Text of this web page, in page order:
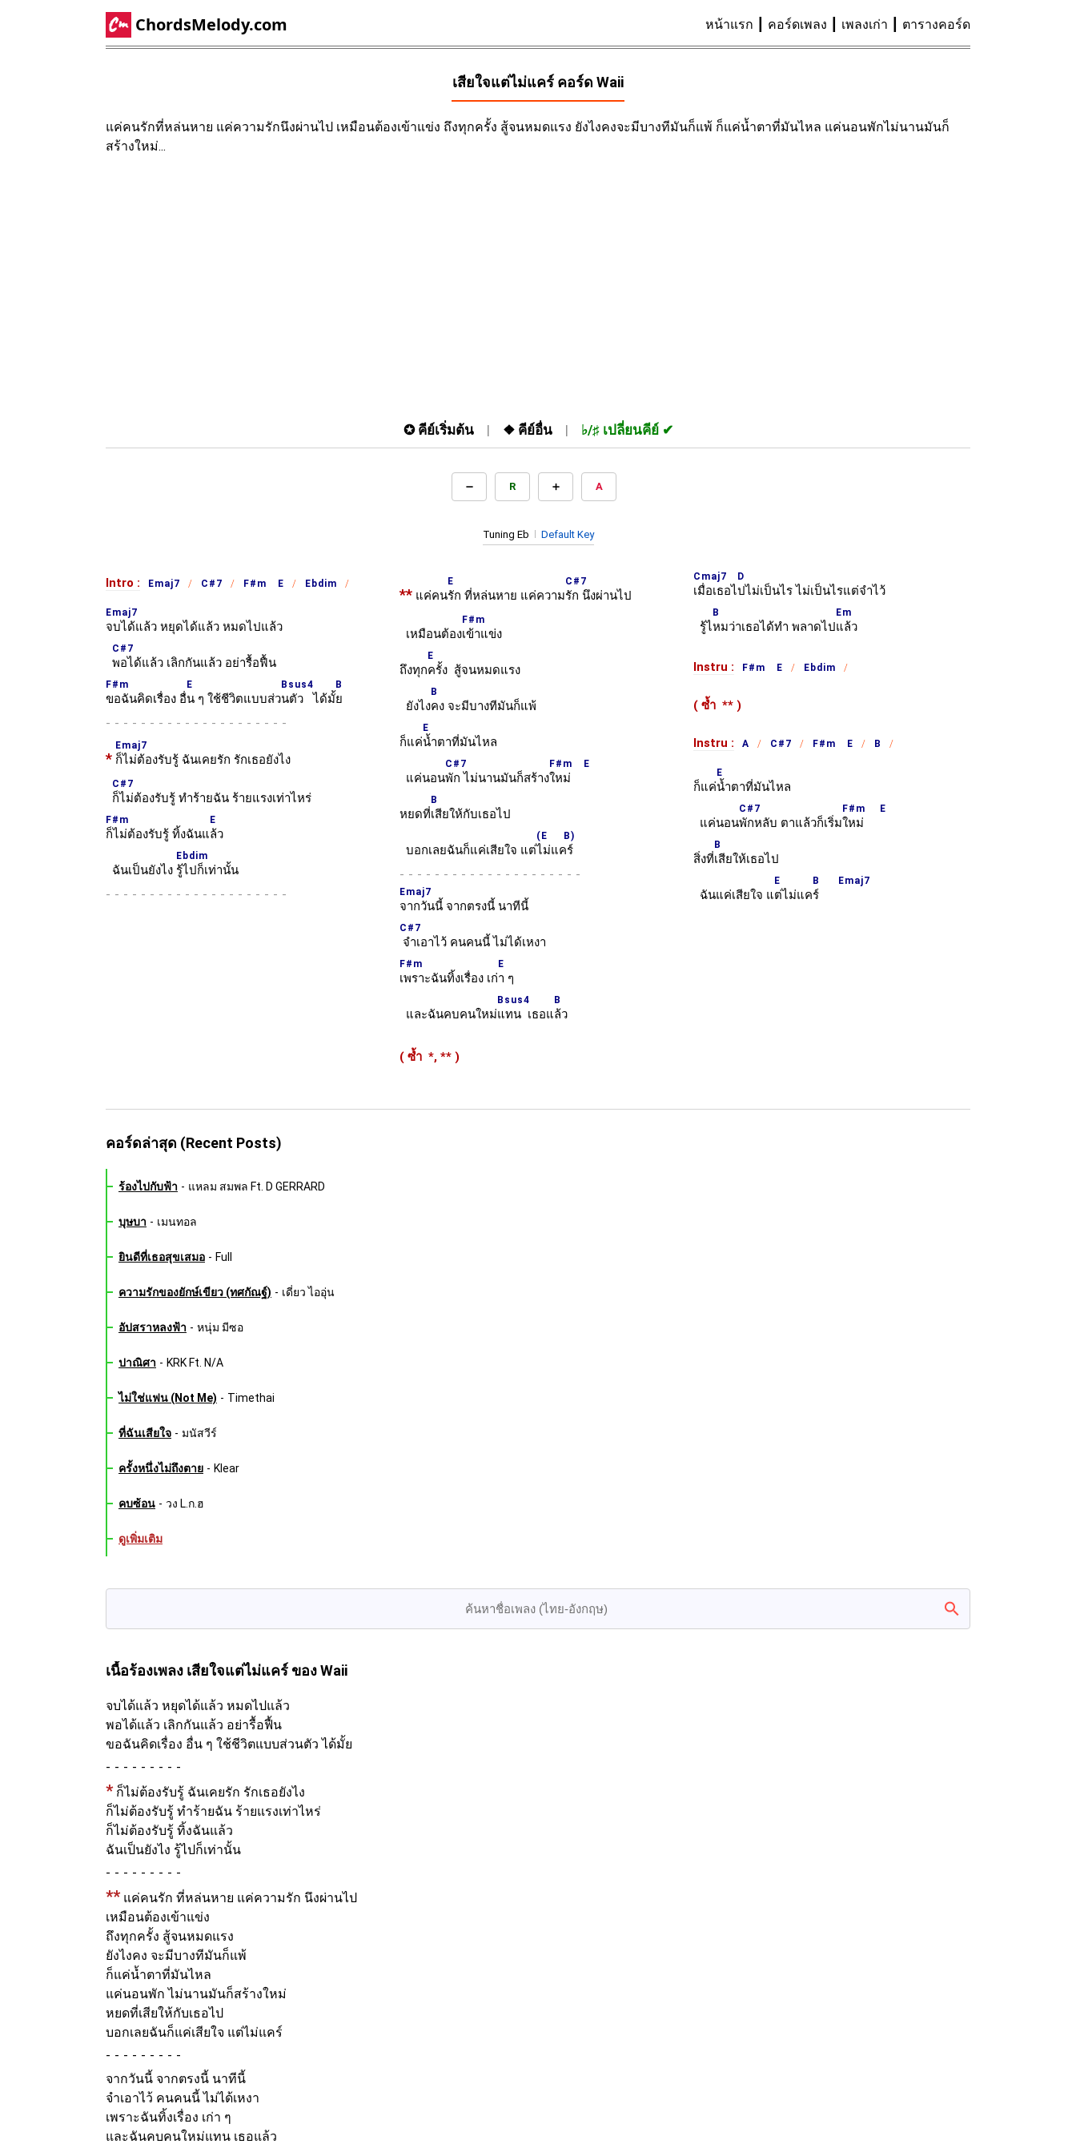
ChordsMelody.com หน้าแรก คอร์ดเพลง เพลงเก่า ตารางคอร์ด
เสียใจแต่ไม่แคร์ คอร์ด Waii
แค่คนรักที่หล่นหาย แค่ความรักนึงผ่านไป เหมือนต้องเข้าแข่ง ถึงทุกครั้ง สู้จนหมดแรง ยังไงคงจะมีบางทีมันก็แพ้ ก็แค่น้ำตาที่มันไหล แค่นอนพักไม่นานมันก็
สร้างใหม่...
✪ คีย์เริ่มต้น ❖ คีย์อื่น ♭/♯ เปลี่ยนคีย์
R A
Tuning Eb Default Key
Intro : Emaj7 C#7 F#m E Ebdim
Emaj7
จบได้แล้ว หยุดได้แล้ว หมดไปแล้ว
C#7
พอได้แล้ว เลิกกันแล้ว อย่ารื้อฟื้น
F#m
ขอฉันคิดเรื่อง อื่
E
น ๆ ใช้ชีวิตแบบส่ว
Bsus4
นตัว ได้มั้
B
ย
-
*
Emaj7
ก็ไม่ต้องรับรู้ ฉันเคยรัก รักเธอยังไง
C#7
ก็ไม่ต้องรับรู้ ทำร้ายฉัน ร้ายแรงเท่าไหร่
F#m
ก็ไม่ต้องรับรู้ ทิ้งฉันแ
E
ล้ว
ฉันเป็นยังไง
Ebdim
รู้ไปก็เท่านั้น
-
**แค่คน
E
รัก ที่หล่นหาย แค่ความ
C#7
รัก นึงผ่านไป
เหมือนต้อง
F#m
เข้าแข่ง
ถึงทุก
E
ครั้ง สู้จนหมดแรง
ยังไง
B
คง จะมีบางทีมันก็แพ้
ก็แค่
E
น้ำตาที่มันไหล
แค่นอน
C#7
พัก ไม่นานมันก็สร้าง
F#m
ใหม่
E
หยดที่
B
เสียให้กับเธอไป
บอกเลยฉันก็แค่เสียใจ แต่
(E B)
ไม่แคร์
-
Emaj7
จากวันนี้ จากตรงนี้ นาทีนี้
C#7
จำเอาไว้ คนคนนี้ ไม่ได้เหงา
F#m
เพราะฉันทิ้งเรื่อง เก่
E
า ๆ
และฉันคบคนใหม่
Bsus4
แทน เธอแ
B
ล้ว
( ซ้ำ *, **)
Cmaj7
เมื่อเธอไ
D
ปไม่เป็นไร ไม่เป็นไรแต่จำไว้
รู้ไ
B
หมว่าเธอได้ทำ พลาดไป
Em
แล้ว
Instru : F#m E Ebdim
( ซ้ำ **)
Instru : A C#7 F#m E B
ก็แค่
E
น้ำตาที่มันไหล
แค่นอน
C#7
พักหลับ ตาแล้วก็เริ่ม
F#m
ใหม่
E
สิ่งที่
B
เสียให้เธอไป
ฉันแค่เสียใจ แ
E
ต่ไม่แค
B
ร์
Emaj7
คอร์ดล่าสุด (Recent Posts)
ร้องไปกับฟ้า - แหลม สมพล Ft. D GERRARD
บุษบา - เมนทอล
ยินดีที่เธอสุขเสมอ - Full
ความรักของยักษ์เขียว (ทศกัณฐ์) - เดี่ยว ไออุ่น
อัปสราหลงฟ้า - หนุ่ม มีซอ
ปาณิศา - KRK Ft. N/A
ไม่ใช่แฟน (Not Me) - Timethai
ที่ฉันเสียใจ - มนัสวีร์
ครั้งหนึ่งไม่ถึงตาย - Klear
คบซ้อน - วง L.ก.ฮ
ดูเพิ่มเติม
เนื้อร้องเพลง เสียใจแต่ไม่แคร์ของ Waii
จบได้แล้ว หยุดได้แล้ว หมดไปแล้ว
พอได้แล้ว เลิกกันแล้ว อย่ารื้อฟื้น
ขอฉันคิดเรื่อง อื่น ๆ ใช้ชีวิตแบบส่วนตัว ได้มั้ย
-
* ก็ไม่ต้องรับรู้ ฉันเคยรัก รักเธอยังไง
ก็ไม่ต้องรับรู้ ทำร้ายฉัน ร้ายแรงเท่าไหร่
ก็ไม่ต้องรับรู้ ทิ้งฉันแล้ว
ฉันเป็นยังไง รู้ไปก็เท่านั้น
-
** แค่คนรัก ที่หล่นหาย แค่ความรัก นึงผ่านไป
เหมือนต้องเข้าแข่ง
ถึงทุกครั้ง สู้จนหมดแรง
ยังไงคง จะมีบางทีมันก็แพ้
ก็แค่น้ำตาที่มันไหล
แค่นอนพัก ไม่นานมันก็สร้างใหม่
หยดที่เสียให้กับเธอไป
บอกเลยฉันก็แค่เสียใจ แต่ไม่แคร์
-
จากวันนี้ จากตรงนี้ นาทีนี้
จำเอาไว้ คนคนนี้ ไม่ได้เหงา
เพราะฉันทิ้งเรื่อง เก่า ๆ
และฉันคบคนใหม่แทน เธอแล้ว